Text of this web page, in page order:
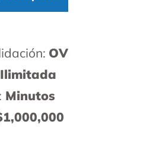
OV
Ilimitada
Minutos